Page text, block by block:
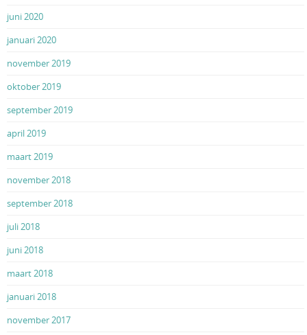
juni 2020
januari 2020
november 2019
oktober 2019
september 2019
april 2019
maart 2019
november 2018
september 2018
juli 2018
juni 2018
maart 2018
januari 2018
november 2017